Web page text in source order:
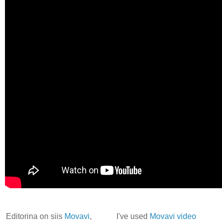
Editorina on siis Movavi,
I've used Movavi video